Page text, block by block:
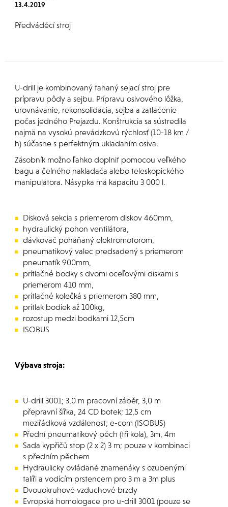
13.4.2019
Předváděcí stroj
U-drill je kombinovaný ťahaný sejací stroj pre
prípravu pôdy a sejbu. Prípravu osivového lôžka,
urovnávanie, rekonsolidácia, sejba a zatlačenie
počas jedného Prejazdu. Konštrukcia sa sústredila
najmä na vysokú prevádzkovú rýchlosť (10-18 km /
h) súčasne s perfektným ukladaním osiva.
Zásobník možno ľahko doplniť pomocou veľkého
bagu a čelného nakladača alebo teleskopického
manipulátora. Násypka má kapacitu 3 000 l.
Disková sekcia s priemerom diskov 460mm,
hydraulický pohon ventilátora,
dávkovač poháňaný elektromotorom,
pneumatikový valec predsadený s priemerom
pneumatík 900mm,
prítlačné bodky s dvomi oceľovými diskami s
priemerom 410 mm,
prítlačné kolečká s priemerom 380 mm,
prítlak bodiek až 100kg,
rozostup medzi bodkami 12,5cm
ISOBUS
Výbava stroja:
U-drill 3001; 3,0 m pracovní záběr, 3,0 m
přepravní šířka, 24 CD botek; 12,5 cm
meziřádková vzdálenost; e-com (ISOBUS)
Přední pneumatikový pěch (tři kola), 3m, 4m
Sada kypřičů stop (2 x 2) 3 m; pouze v kombinaci
s předním pěchem
Hydraulicky ovládané znamenáky s ozubenými
talíři a vodícím prstencem pro 3 m a 3m plus
Dvouokruhové vzduchové brzdy
Evropská homologace pro u-drill 3001 (pouze se